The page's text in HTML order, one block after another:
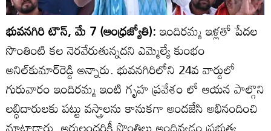
భువనగిరి టౌన్‌, మే 7 (ఆంధ్రజ్యోతి):ఇందిరమ్మ ఇళ్లతో పేదల
సొంతింటి కల నెరవేరుతున్నదని ఎమ్మెల్యే కుంభం
అనిల్‌కుమార్‌రెడ్డి అన్నారు. భువనగిరిలోని 24వ వార్డులో
గురువారం ఇందిరమ్మ ఇంటి గృహ ప్రవేశం లో ఆయన పాల్గొని
లబ్ధిదారులకు పట్టు వస్త్రాలను కానుకగా అందజేసి అభినందించి